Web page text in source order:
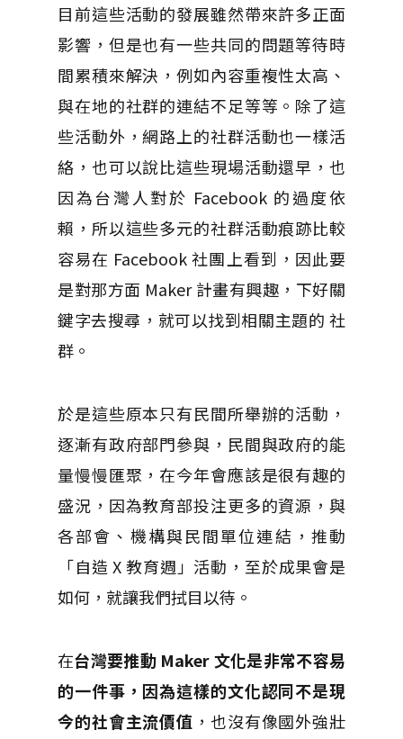
目前這些活動的發展雖然帶來許多正面
影響，但是也有一些共同的問題等待時
間累積來解決，例如內容重複性太高、
與在地的社群的連結不足等等。除了這
些活動外，網路上的社群活動也一樣活
絡，也可以說比這些現場活動還早，也
因為台灣人對於 Facebook 的過度依
賴，所以這些多元的社群活動痕跡比較
容易在 Facebook 社團上看到，因此要
是對那方面 Maker 計畫有興趣，下好關
鍵字去搜尋，就可以找到相關主題的 社
群。
於是這些原本只有民間所舉辦的活動，
逐漸有政府部門參與，民間與政府的能
量慢慢匯聚，在今年會應該是很有趣的
盛況，因為教育部投注更多的資源，與
各部會、機構與民間單位連結，推動
「自造 X 教育週」活動，至於成果會是
如何，就讓我們拭目以待。
在台灣要推動 Maker 文化是非常不容易
的一件事，因為這樣的文化認同不是現
今的社會主流價值 ，也沒有像國外強壯